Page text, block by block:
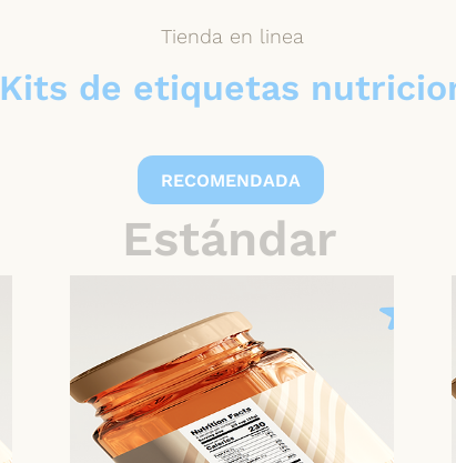
Tienda en linea
Kits de etiquetas
RECOMENDADA
Estándar